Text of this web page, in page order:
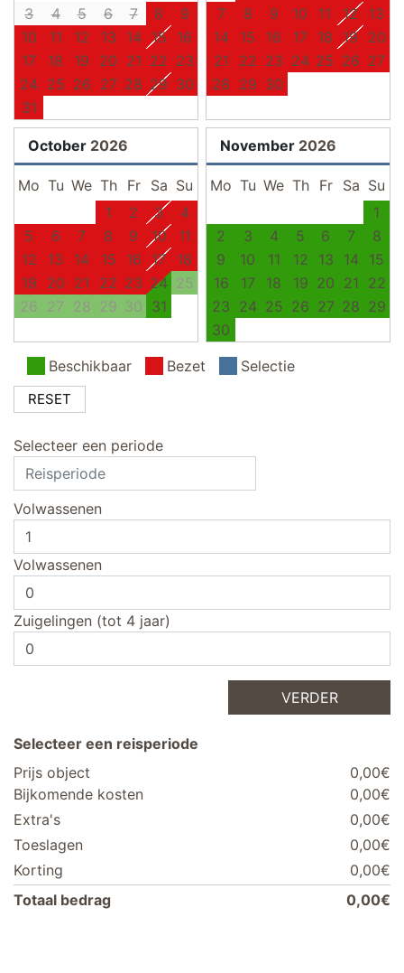
3
4 5 6 7 8
9
10
11 12 13 14 15
16
17
18 19 20 21 22 23
24 25 26 27 28 29 30
31
7
8 9 10 11 12
13
14
15 16 17 18 19 20
21
22 23 24 25 26 27
28 29 30
October 2026
Mo Tu We Th Fr Sa Su
1
2 3
4
5
6 7 8 9 10
11
12
13 14 15 16 17
18
19
20 21 22 23 24 25
26 27 28 29 30 31
November 2026
Mo Tu We Th Fr Sa Su
1
2
3 4 5 6 7
8
9
10 11 12 13 14
15
16
17 18 19 20 21
22
23 24 25 26 27 28 29
30
Beschikbaar
Bezet Selectie
RESET
Selecteer een periode
Volwassenen
Volwassenen
Zuigelingen (tot 4 jaar)
VERDER
Selecteer een reisperiode
Prijs object
0,00€
Bijkomende kosten
0,00€
Extra's
0,00€
Toeslagen
0,00€
Korting
0,00€
Totaal bedrag
0,00€